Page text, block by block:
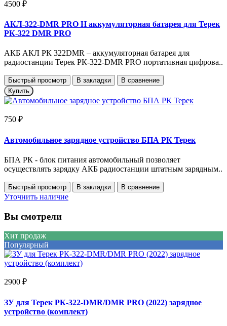
4500 ₽
АКЛ-322-DMR PRO H аккумуляторная батарея для Терек
РК-322 DMR PRO
АКБ АКЛ РК 322DMR – аккумуляторная батарея для
радиостанции Терек РК-322-DMR PRO портативная цифрова..
Быстрый просмотр В закладки
В сравнение
Купить
750 ₽
Автомобильное зарядное устройство БПА РК Терек
БПА РК - блок питания автомобильный позволяет
осуществлять зарядку АКБ радиостанции штатным зарядным..
Быстрый просмотр В закладки В сравнение
Уточнить наличие
Вы смотрели
Хит продаж
Популярный
2900 ₽
ЗУ для Терек РК-322-DMR/DMR PRO (2022) зарядное
устройство (комплект)